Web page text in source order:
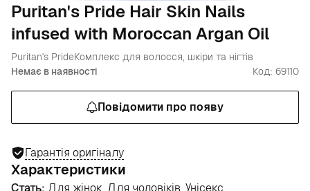
Puritan's Pride Hair Skin Nails
infused with Moroccan Argan Oil
Puritan's PrideКомплекс для волосся, шкіри та нігтів
Немає в наявності
Код: 69110
Повідомити про появу
Гарантія оригіналу
Характеристики
Стать: Для жінок, Для чоловіків, Унісекс